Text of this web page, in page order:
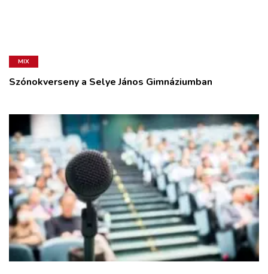
MIX
Szónokverseny a Selye János Gimnáziumban